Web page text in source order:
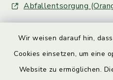
Wir weisen darauf hin,
Cookies einsetzen, um eine
Website zu ermöglichen.
Abfallentsorgung